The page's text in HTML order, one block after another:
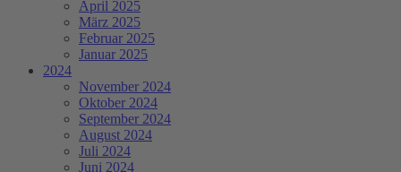
April 2025
März 2025
Februar 2025
Januar 2025
2024
November 2024
Oktober 2024
September 2024
August 2024
Juli 2024
Juni 2024